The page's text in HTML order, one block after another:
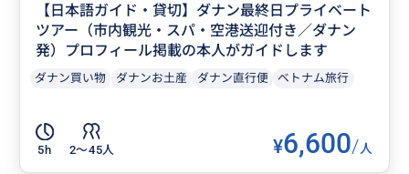
【日本語ガイド・貸切】ダナン最終日プライベート
ツアー（市内観光・スパ・空港送迎付き／ダナン
発）プロフィール掲載の本人がガイドします
ダナン買い物 ダナンお土産 ダナン直行便 ベトナム旅行
5h 2〜45人 ¥6,600/人